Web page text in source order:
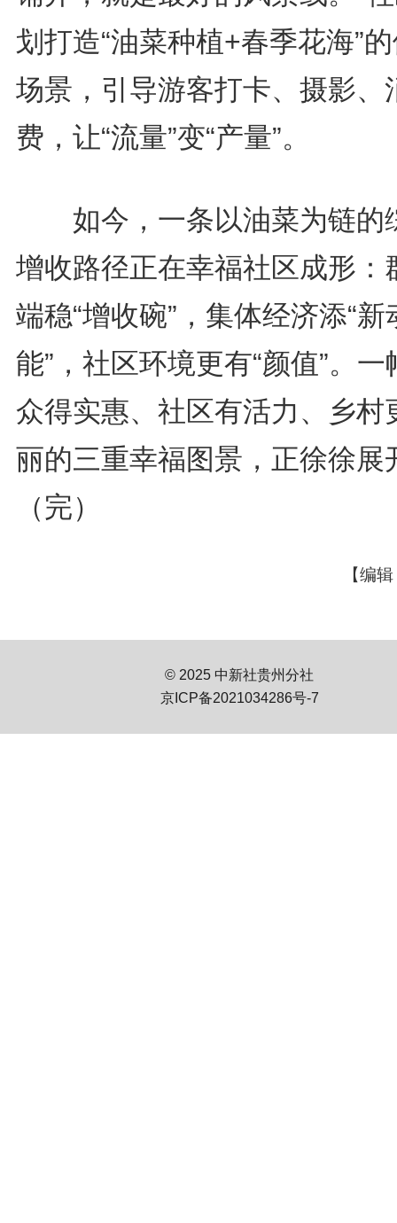
划打造“油菜种植+春季花海”
场景，引导游客打卡、摄影、
费，让“流量”变“产量”。
如今，一条以油菜为链的
增收路径正在幸福社区成形：
端稳“增收碗”，集体经济添“新
能”，社区环境更有“颜值”。一
众得实惠、社区有活力、乡村
丽的三重幸福图景，正徐徐展
（完）
【编
© 2025 中新社贵州分社
京ICP备2021034286号-7